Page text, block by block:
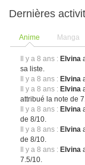
Dernières
Anime Manga
Il y a 8 ans : Elvina
sa liste.
Il y a 8 ans : Elvina
Il y a 8 ans : Elvina
attribué la note de
Il y a 8 ans : Elvina
de 8/10.
Il y a 8 ans : Elvina
de 8/10.
Il y a 8 ans : Elvina
7.5/10.